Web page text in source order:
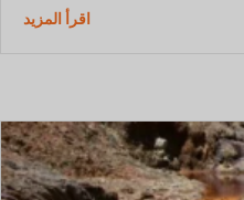
اقرأ المزيدمع